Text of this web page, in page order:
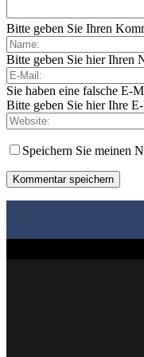
Bitte geben Sie Ihren
Bitte geben Sie hier Ihren
Sie haben eine falsche E-
Bitte geben Sie hier Ihre
Speichern Sie meinen